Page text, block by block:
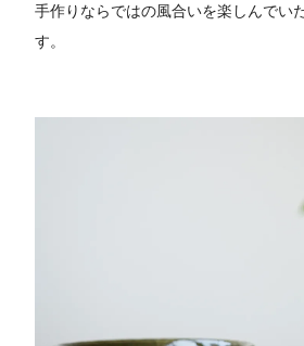
手作りならではの風合いを楽しんでい
す。